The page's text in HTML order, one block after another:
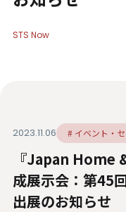
SDGsへの取り組み
健康経営宣言
ダイバーシティ・エク
人材関連データ・社外か
STS Now
2023.11.06 # イベント・
『Japan
成展示会：第45
出展のお知らせ